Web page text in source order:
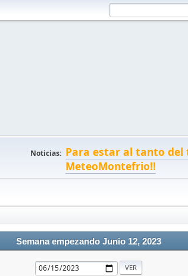
Noticias: Para estar al tanto
MeteoMontefrio!!
Semana empezando Junio 12, 2023